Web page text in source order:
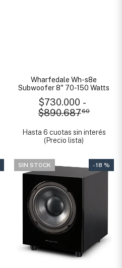
Wharfedale Wh-s8e
Subwoofer 8" 70-150 Watts
$730.000 -
$890.68760
Hasta 6 cuotas sin interés
(Precio lista)
SIN STOCK - 18 %